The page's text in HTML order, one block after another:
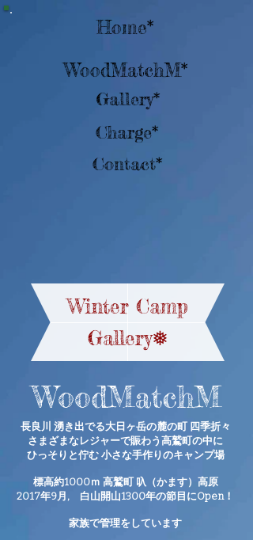
Home*
WoodMatchM*
Gallery*
Charge*
Contact*
Winter Camp
Gallery❅
WoodMatchM
長良川 湧き出でる大日ヶ岳の麓の町 四季折々
さまざまなレジャーで賑わう高鷲町の中に
ひっそりと佇む 小さな手作りのキャンプ場
標高約1000ｍ 高鷲町 叺（かます）高原
2017年9月, 白山開山1300年の節目にOpen！
家族で管理をしています